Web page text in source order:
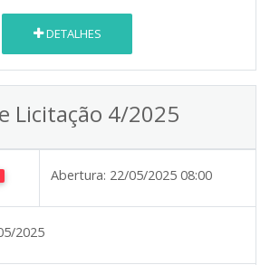
DETALHES
Licitação 4/2025
Abertura: 22/05/2025 08:00
2025